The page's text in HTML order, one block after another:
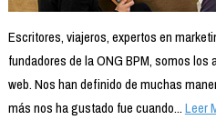
Escritores, viajeros, expertos en
fundadores de la ONG BPM, somos los
web. Nos han definido de muchas
más nos ha gustado fue cuando...Leer